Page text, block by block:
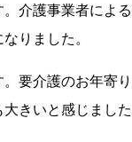
介護事業者によ
りました。
要介護のお年寄
きいと感じまし